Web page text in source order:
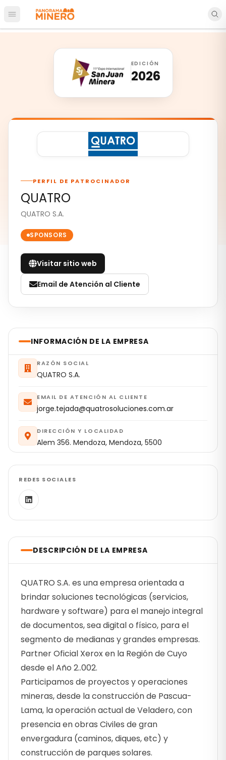
Abrir menú principal
EDICIÓN
2026
PERFIL DE PATROCINADOR
QUATRO
QUATRO S.A.
SPONSORS
Visitar sitio web
Email de Atención al Cliente
INFORMACIÓN DE LA EMPRESA
RAZÓN SOCIAL
QUATRO S.A.
EMAIL DE ATENCIÓN AL CLIENTE
jorge.tejada@quatrosoluciones.com.ar
DIRECCIÓN Y LOCALIDAD
Alem 356. Mendoza, Mendoza, 5500
REDES SOCIALES
DESCRIPCIÓN DE LA EMPRESA
QUATRO S.A. es una empresa orientada a
brindar soluciones tecnológicas (servicios,
hardware y software) para el manejo integral
de documentos, sea digital o físico, para el
segmento de medianas y grandes empresas.
Partner Oficial Xerox en la Región de Cuyo
desde el Año 2..002.
Participamos de proyectos y operaciones
mineras, desde la construcción de Pascua-
Lama, la operación actual de Veladero, con
presencia en obras Civiles de gran
envergadura (caminos, diques, etc) y
construcción de parques solares.